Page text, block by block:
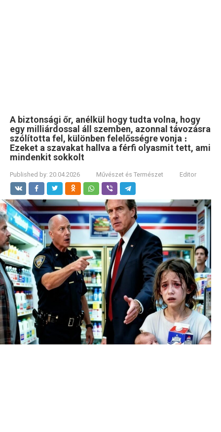
A biztonsági őr, anélkül hogy tudta volna, hogy
egy milliárdossal áll szemben, azonnal távozásra
szólította fel, különben felelősségre vonja ։
Ezeket a szavakat hallva a férfi olyasmit tett, ami
mindenkit sokkolt
Published by: 20.04.2026 Művészet és Természet Editor